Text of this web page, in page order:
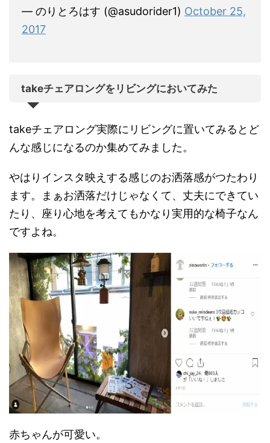
— のりとろはす (@asudorider1) October 25,
2017
takeチェアロングをリビングにおいてみた
takeチェアロング実際にリビングに置いてみるとど
んな感じになるのか集めてみました。
やはりインスタ映えする感じのお洒落感がつたわり
ます。まぁお洒落だけじゃなくて、丈夫にできてい
たり、座り心地を考えてもかなり実用的な椅子なん
ですよね。
赤ちゃんが可愛い。